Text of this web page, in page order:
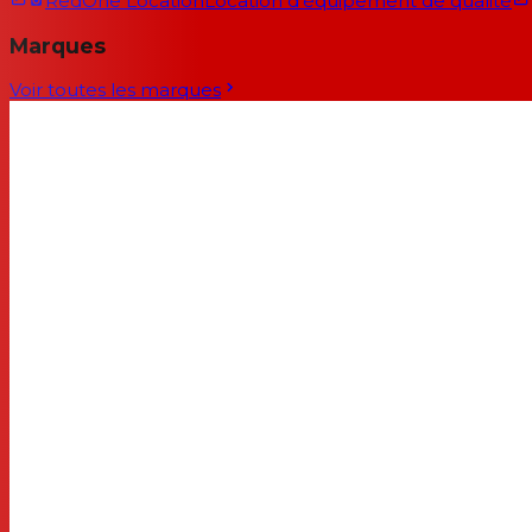
Marques
Voir toutes les marques